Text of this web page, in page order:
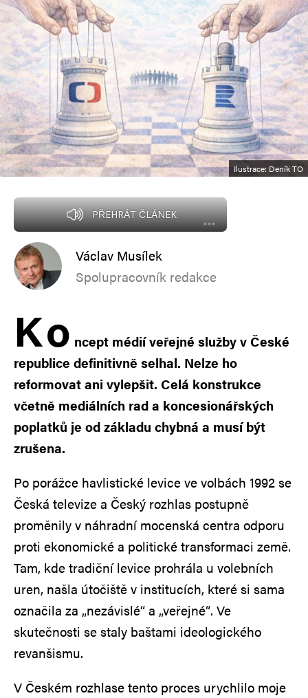
Ilustrace: Deník TO
PŘEHRÁT ČLÁNEK
Václav Musílek
Spolupracovník redakce
Ko ncept médií veřejné služby v České
republice definitivně selhal. Nelze ho
reformovat ani vylepšit. Celá konstrukce
včetně mediálních rad a koncesionářských
poplatků je od základu chybná a musí být
zrušena.
Po porážce havlistické levice ve volbách 1992 se
Česká televize a Český rozhlas postupně
proměnily v náhradní mocenská centra odporu
proti ekonomické a politické transformaci země.
Tam, kde tradiční levice prohrála u volebních
uren, našla útočiště v institucích, které si sama
označila za „nezávislé“ a „veřejné“. Ve
skutečnosti se staly baštami ideologického
revanšismu.
V Českém rozhlase tento proces urychlilo moje